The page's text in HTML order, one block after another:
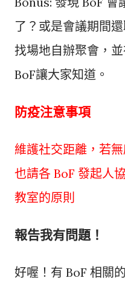
了？或是會議期間
找場地自辦聚會，
BoF讓大家知道。
防疫注意事項
維護社交距離，若
也請各 BoF 發起人
教室的原則
報告我有問題！
好喔！有 BoF 相關